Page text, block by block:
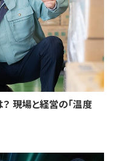
現場と経営の「温度